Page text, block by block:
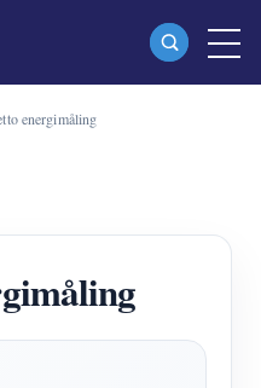
(WEM3080)
(WEM3080T)
(WEM3046T)
(WEM3050T)
energimåling